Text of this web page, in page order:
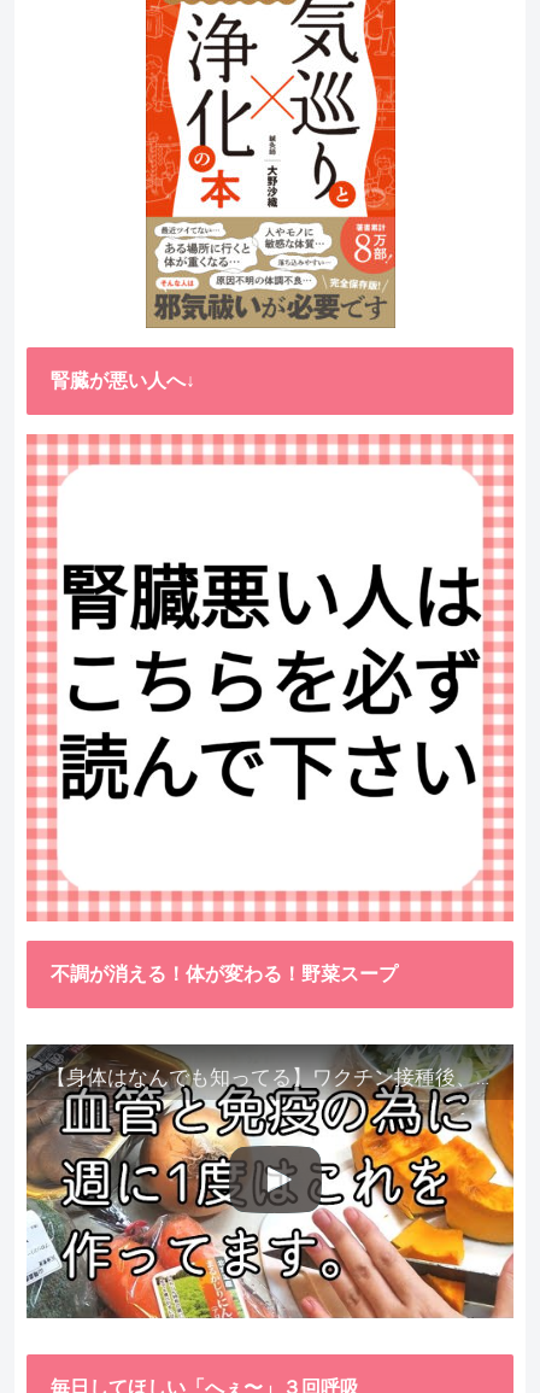
腎臓が悪い人へ↓
不調が消える！体が変わる！野菜スープ
【身体はなんでも知ってる】ワクチン接種後、異常に食べたくなった野菜が細胞回復に貢献してくれました。
毎日してほしい「へぇ〜」３回呼吸